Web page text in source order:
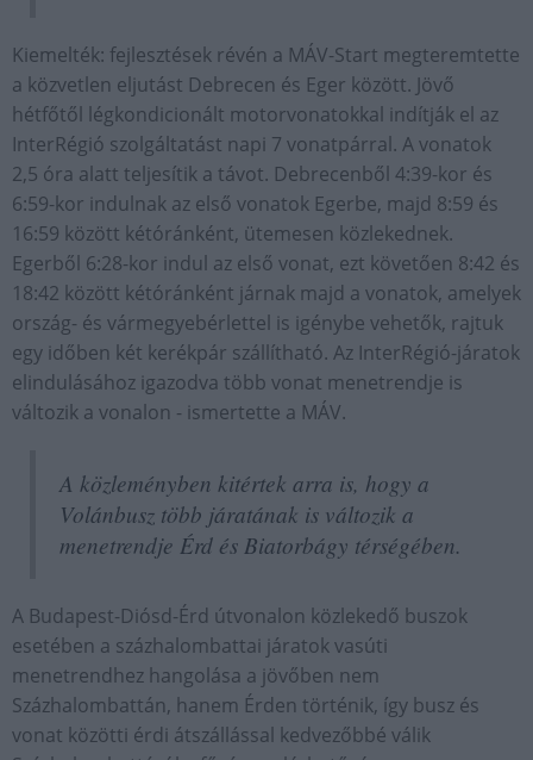
Kiemelték: fejlesztések révén a MÁV-Start megteremtette
a közvetlen eljutást Debrecen és Eger között. Jövő
hétfőtől légkondicionált motorvonatokkal indítják el az
InterRégió szolgáltatást napi 7 vonatpárral. A vonatok
2,5 óra alatt teljesítik a távot. Debrecenből 4:39-kor és
6:59-kor indulnak az első vonatok Egerbe, majd 8:59 és
16:59 között kétóránként, ütemesen közlekednek.
Egerből 6:28-kor indul az első vonat, ezt követően 8:42 és
18:42 között kétóránként járnak majd a vonatok, amelyek
ország- és vármegyebérlettel is igénybe vehetők, rajtuk
egy időben két kerékpár szállítható. Az InterRégió-járatok
elindulásához igazodva több vonat menetrendje is
változik a vonalon - ismertette a MÁV.
A közleményben kitértek arra is, hogy a
Volánbusz több járatának is változik a
menetrendje Érd és Biatorbágy térségében.
A Budapest-Diósd-Érd útvonalon közlekedő buszok
esetében a százhalombattai járatok vasúti
menetrendhez hangolása a jövőben nem
Százhalombattán, hanem Érden történik, így busz és
vonat közötti érdi átszállással kedvezőbbé válik